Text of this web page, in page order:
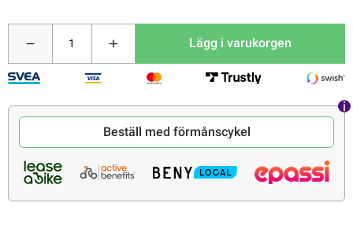
Lägg i varukorgen
Beställ med förmånscykel